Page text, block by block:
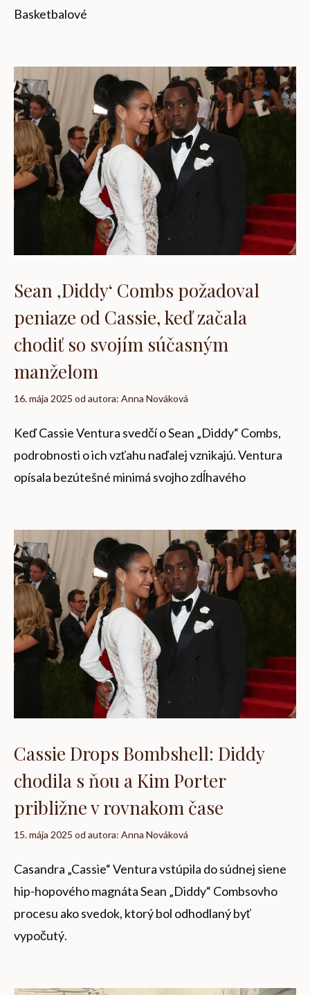
Basketbalové
Sean ‚Diddy‘ Combs požadoval
peniaze od Cassie, keď začala
chodiť so svojím súčasným
manželom
16. mája 2025 od autora: Anna Nováková
Keď Cassie Ventura svedčí o Sean „Diddy“ Combs,
podrobnosti o ich vzťahu naďalej vznikajú. Ventura
opísala bezútešné minimá svojho zdĺhavého
Cassie Drops Bombshell: Diddy
chodila s ňou a Kim Porter
približne v rovnakom čase
15. mája 2025 od autora: Anna Nováková
Casandra „Cassie“ Ventura vstúpila do súdnej siene
hip-hopového magnáta Sean „Diddy“ Combsovho
procesu ako svedok, ktorý bol odhodlaný byť
vypočutý.